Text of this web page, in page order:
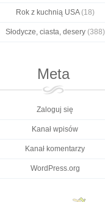
Rok z kuchnią USA(18)
Słodycze, ciasta, desery(388)
Meta
Zaloguj się
Kanał wpisów
Kanał komentarzy
WordPress.org